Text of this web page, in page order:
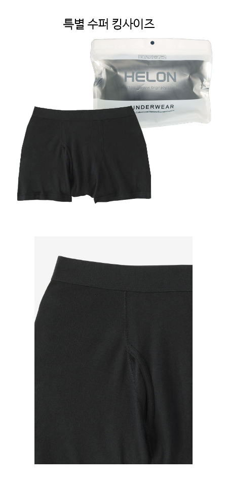
PAYCO 바로구매